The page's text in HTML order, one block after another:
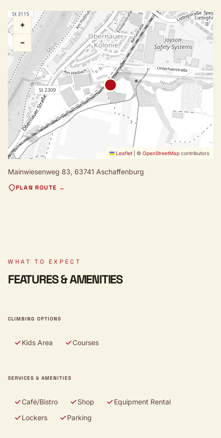
+
−
Leaflet © OpenStreetMap contributors
Mainwiesenweg 83, 63741 Aschaffenburg
PLAN ROUTE →
WHAT TO EXPECT
FEATURES & AMENITIES
CLIMBING OPTIONS
Kids Area Courses
SERVICES & AMENITIES
Café/Bistro Shop
Equipment Rental
Lockers
Parking